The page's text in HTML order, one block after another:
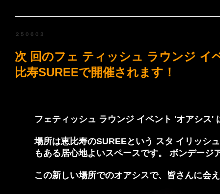
２５０６０３
次 回のフェ ティッシュ ラウンジ イ
比寿SUREEで開催されます！
フェティッシュ ラウンジ イベント 'オアシス'
場所は恵比寿のSUREEという スタ イリッシ
もある居心地よいスペースです。 ボンデー
この新しい場所でのオアシスで、皆さんに会